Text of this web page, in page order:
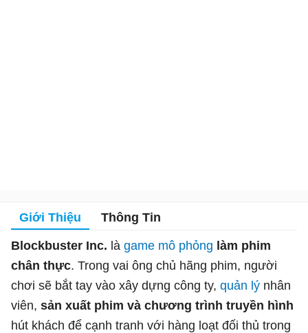
Giới Thiệu Thông Tin
Blockbuster Inc. là game mô phỏng làm phim
chân thực. Trong vai ông chủ hãng phim, người
chơi sẽ bắt tay vào xây dựng công ty, quản lý nhân
viên, sản xuất phim và chương trình truyền hình
hút khách để cạnh tranh với hàng loạt đối thủ trong